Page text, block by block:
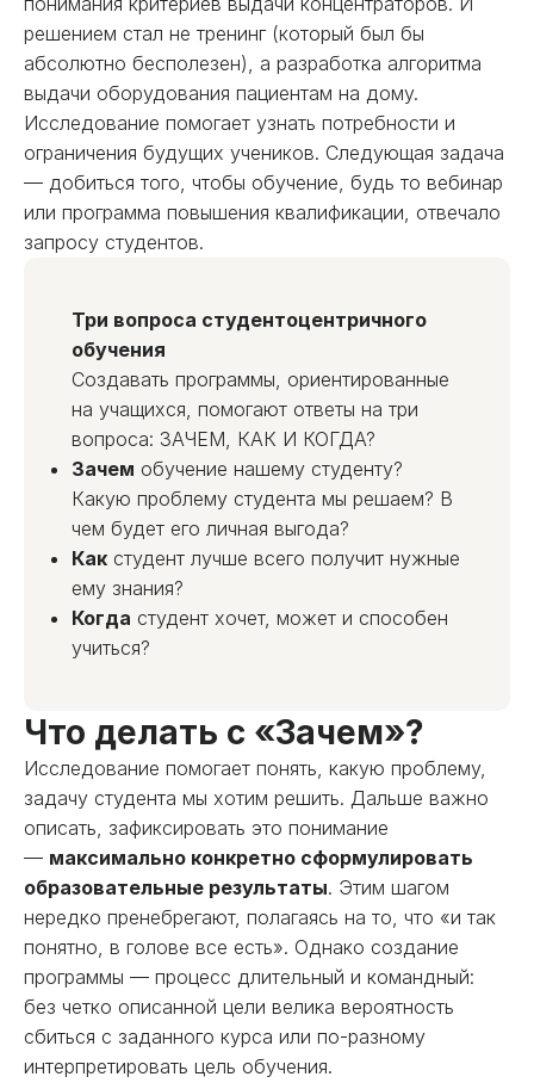
решением стал не тренинг (который был бы
абсолютно бесполезен), а разработка алгоритма
выдачи оборудования пациентам на дому.
Исследование помогает узнать потребности и
ограничения будущих учеников. Следующая задача
— добиться того, чтобы обучение, будь то вебинар
или программа повышения квалификации, отвечало
запросу студентов.
Три вопроса студентоцентричного
обучения
Создавать программы, ориентированные
на учащихся, помогают ответы на три
вопроса: ЗАЧЕМ, КАК И КОГДА?
Зачем обучение нашему студенту?
Какую проблему студента мы решаем? В
чем будет его личная выгода?
Как студент лучше всего получит нужные
ему знания?
Когда студент хочет, может и способен
учиться?
Что делать с «Зачем»?
Исследование помогает понять, какую проблему,
задачу студента мы хотим решить. Дальше важно
описать, зафиксировать это понимание
— максимально конкретно сформулировать
образовательные результаты. Этим шагом
нередко пренебрегают, полагаясь на то, что «и так
понятно, в голове все есть». Однако создание
программы — процесс длительный и командный:
без четко описанной цели велика вероятность
сбиться с заданного курса или по-разному
интерпретировать цель обучения.